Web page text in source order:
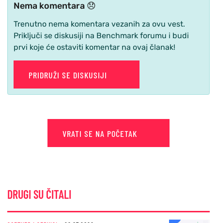
Nema komentara 😞
Trenutno nema komentara vezanih za ovu vest.
Priključi se diskusiji na Benchmark forumu i budi
prvi koje će ostaviti komentar na ovaj članak!
PRIDRUŽI SE DISKUSIJI
VRATI SE NA POČETAK
DRUGI SU ČITALI